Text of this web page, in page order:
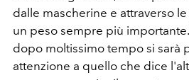
dalle mascherine e attraverso
un peso sempre più
dopo moltissimo tempo si sarà
attenzione a quello che dice